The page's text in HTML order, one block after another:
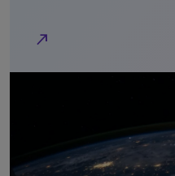
north_east